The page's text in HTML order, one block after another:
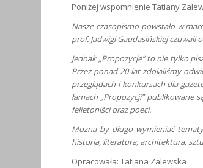
Poniżej wspomnienie Tatiany
Nasze czasopismo powstało w
prof. Jadwigi Gaudasińskiej
Jednak „Propozycje” to nie tylko
Przez ponad 20 lat zdołaliśmy
przeglądach i konkursach dla
łamach „Propozycji”
felietoniści oraz poeci.
Można by długo wymieniać
historia, literatura, architektura,
Opracowała: Tatiana Zalewska